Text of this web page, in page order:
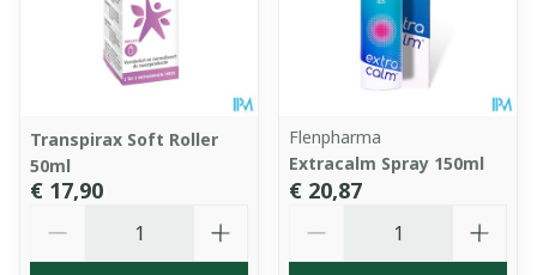
Transpirax Soft Roller
50ml
€ 17,90
Flenpharma
Extracalm Spray 150ml
€ 20,87